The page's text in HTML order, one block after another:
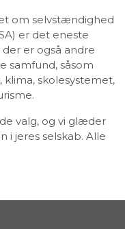
om selvstændighed
er det eneste
er også andre
samfund, såsom
klima, skolesystemet,
valg, og vi glæder
i jeres selskab. Alle